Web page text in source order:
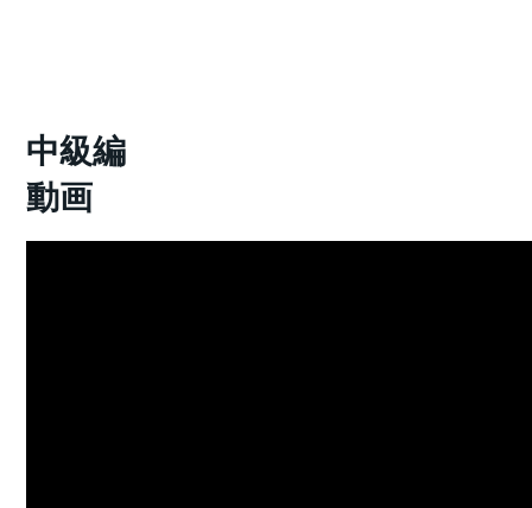
中級編
動画